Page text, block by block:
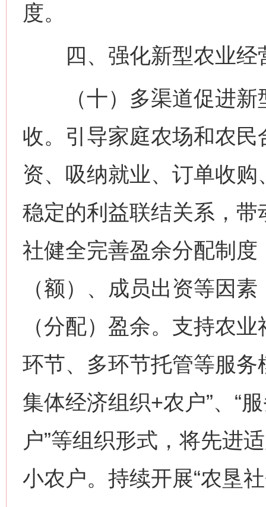
度。
四、强化新型农业经
（十）多渠道促进新
收。引导家庭农场和农
资、吸纳就业、订单收
稳定的利益联结关系，
社健全完善盈余分配制
（额）、成员出资等因
（分配）盈余。支持农
环节、多环节托管等服务
集体经济组织+农户”、“
户”等组织形式，将先进
小农户。持续开展“农垦